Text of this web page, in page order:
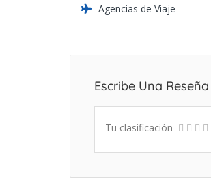
Agencias de Viaje
Escribe Una Reseña
Tu clasificación